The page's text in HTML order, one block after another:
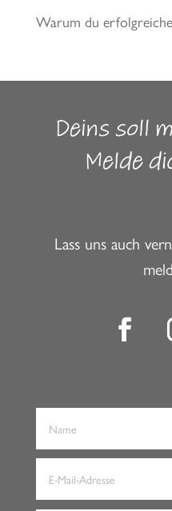
Warum du
Deins soll
Melde
Lass uns auch